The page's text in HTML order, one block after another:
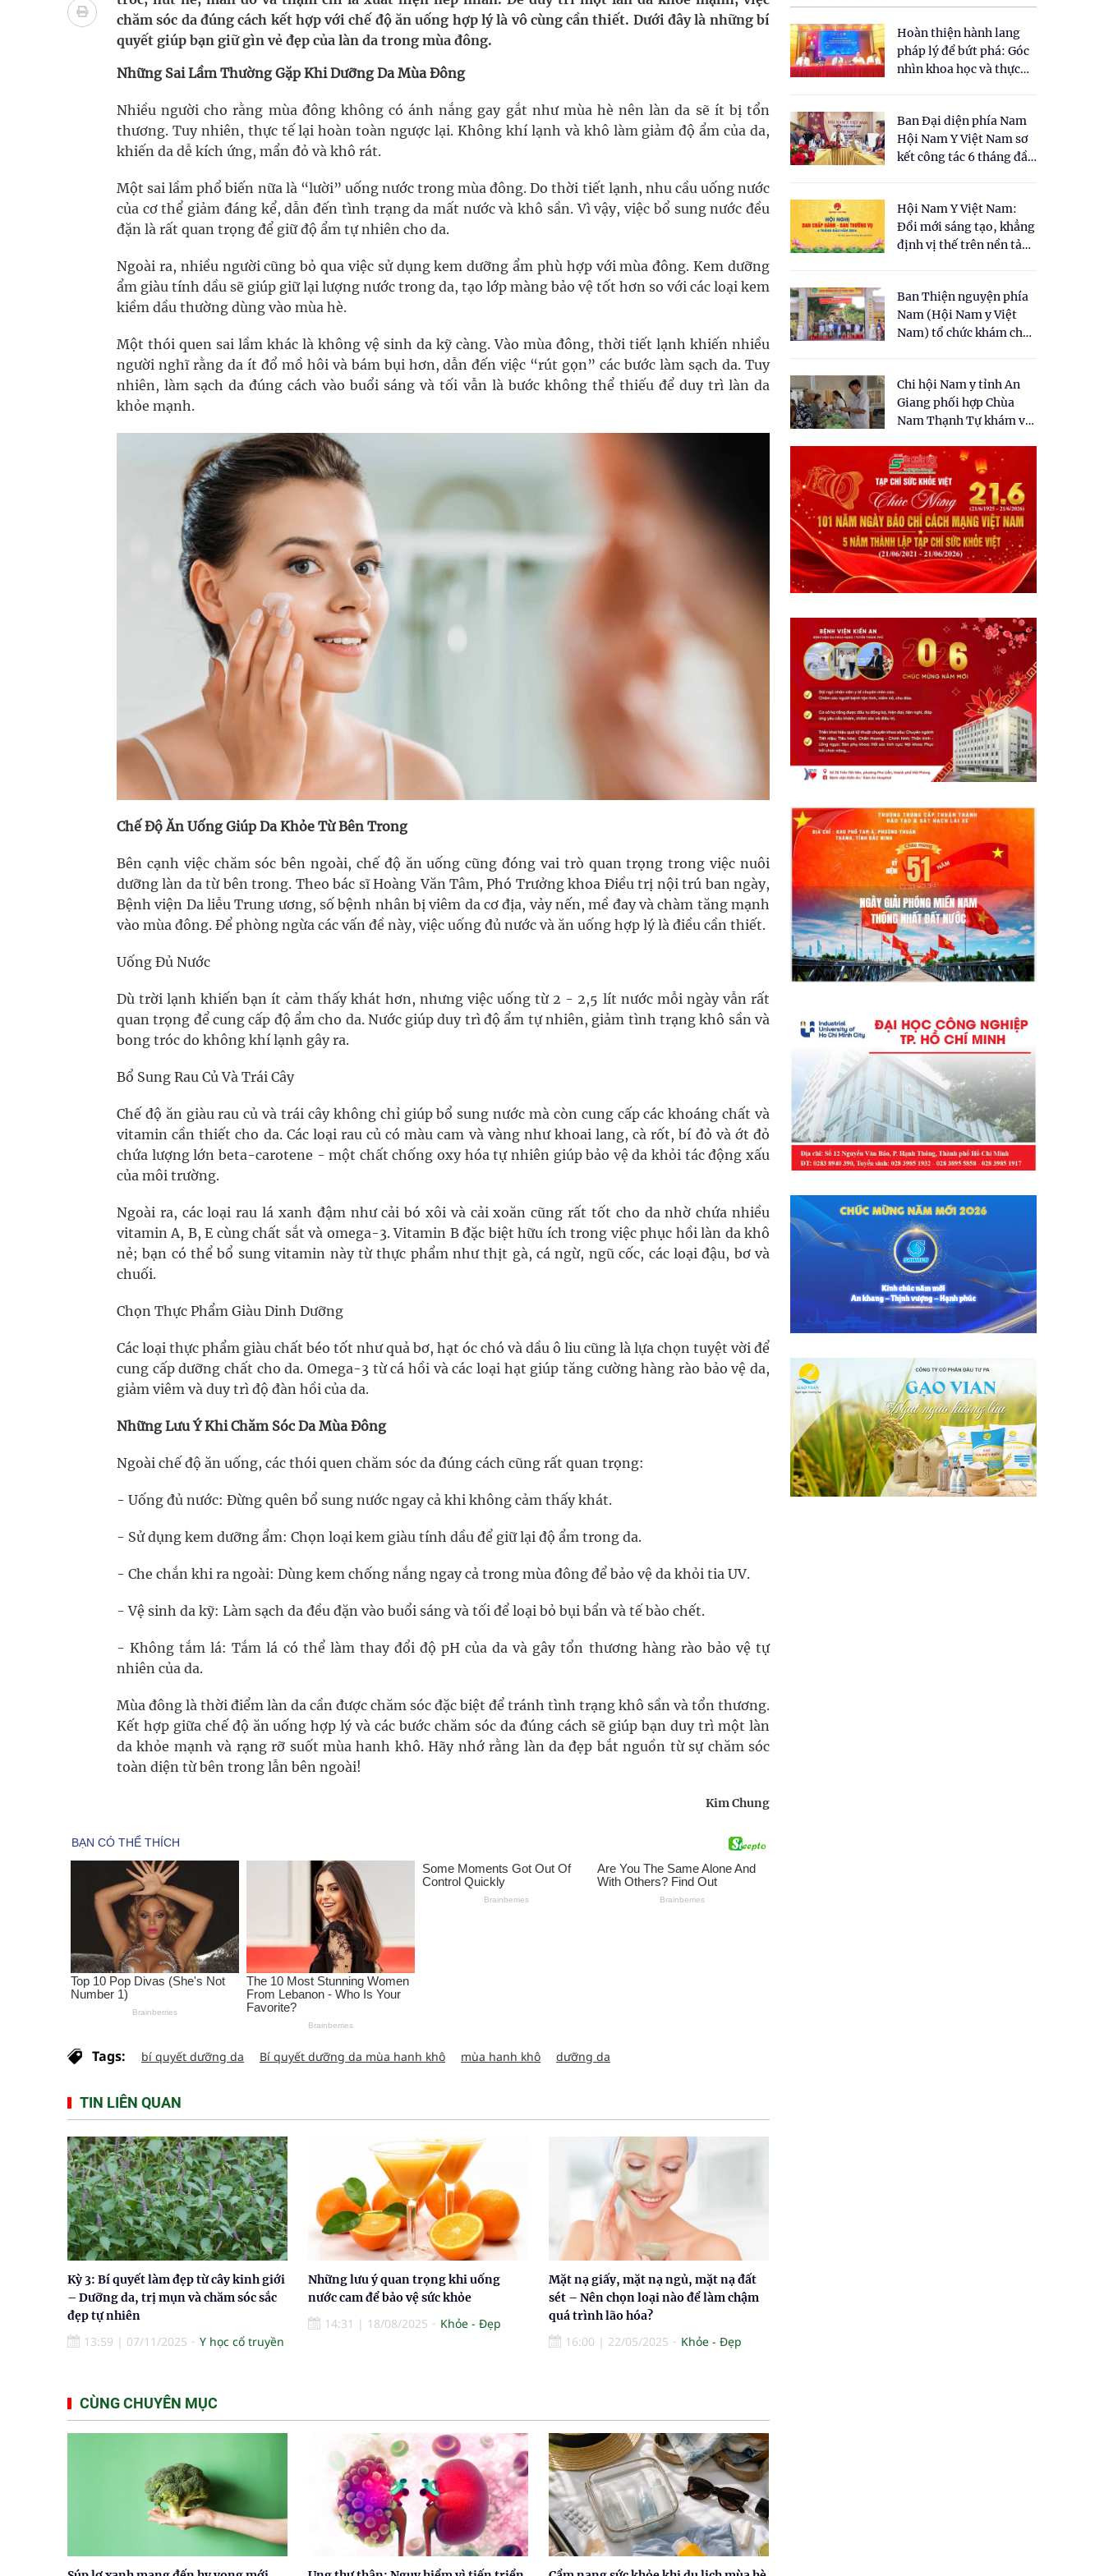
cầu
Ung thư thận: Nguy hiểm vì tiến triển quá âm thầm
Nhiều chuỗi hoạt động lớn được diễn ra tại Lễ hội sầu riêng 2026
Tiếp tục rà soát, triển khai các nhiệm vụ trong lĩnh vực cấp cứu, điều trị đột quỵ
Súp lơ xanh mang đến hy vọng mới trong phòng ngừa ung thư
Tác Dụng Chống Kết Tập Tiểu Cầu Và Chống Đông Máu Của Các Loài Nhân Sâm (Panax Spp.): Tổng
Quan Bằng Chứng Dược Lý Và Cơ Chế Phân Tử
chăm sóc da đúng cách kết hợp với chế độ ăn uống hợp lý là vô cùng cần thiết. Dưới đây là những bí
quyết giúp bạn giữ gìn vẻ đẹp của làn da trong mùa đông.
Những Sai Lầm Thường Gặp Khi Dưỡng Da Mùa Đông
Nhiều người cho rằng mùa đông không có ánh nắng gay gắt như mùa hè nên làn da sẽ ít bị tổn
thương. Tuy nhiên, thực tế lại hoàn toàn ngược lại. Không khí lạnh và khô làm giảm độ ẩm của da,
khiến da dễ kích ứng, mẩn đỏ và khô rát.
Một sai lầm phổ biến nữa là “lười” uống nước trong mùa đông. Do thời tiết lạnh, nhu cầu uống nước
của cơ thể giảm đáng kể, dẫn đến tình trạng da mất nước và khô sần. Vì vậy, việc bổ sung nước đều
đặn là rất quan trọng để giữ độ ẩm tự nhiên cho da.
Ngoài ra, nhiều người cũng bỏ qua việc sử dụng kem dưỡng ẩm phù hợp với mùa đông. Kem dưỡng
ẩm giàu tính dầu sẽ giúp giữ lại lượng nước trong da, tạo lớp màng bảo vệ tốt hơn so với các loại kem
kiềm dầu thường dùng vào mùa hè.
Một thói quen sai lầm khác là không vệ sinh da kỹ càng. Vào mùa đông, thời tiết lạnh khiến nhiều
người nghĩ rằng da ít đổ mồ hôi và bám bụi hơn, dẫn đến việc “rút gọn” các bước làm sạch da. Tuy
nhiên, làm sạch da đúng cách vào buổi sáng và tối vẫn là bước không thể thiếu để duy trì làn da
khỏe mạnh.
Chế Độ Ăn Uống Giúp Da Khỏe Từ Bên Trong
Bên cạnh việc chăm sóc bên ngoài, chế độ ăn uống cũng đóng vai trò quan trọng trong việc nuôi
dưỡng làn da từ bên trong. Theo bác sĩ Hoàng Văn Tâm, Phó Trưởng khoa Điều trị nội trú ban ngày,
Bệnh viện Da liễu Trung ương, số bệnh nhân bị viêm da cơ địa, vảy nến, mề đay và chàm tăng mạnh
vào mùa đông. Để phòng ngừa các vấn đề này, việc uống đủ nước và ăn uống hợp lý là điều cần thiết.
Uống Đủ Nước
Dù trời lạnh khiến bạn ít cảm thấy khát hơn, nhưng việc uống từ 2 - 2,5 lít nước mỗi ngày vẫn rất
quan trọng để cung cấp độ ẩm cho da. Nước giúp duy trì độ ẩm tự nhiên, giảm tình trạng khô sần và
bong tróc do không khí lạnh gây ra.
Bổ Sung Rau Củ Và Trái Cây
Chế độ ăn giàu rau củ và trái cây không chỉ giúp bổ sung nước mà còn cung cấp các khoáng chất và
vitamin cần thiết cho da. Các loại rau củ có màu cam và vàng như khoai lang, cà rốt, bí đỏ và ớt đỏ
chứa lượng lớn beta-carotene - một chất chống oxy hóa tự nhiên giúp bảo vệ da khỏi tác động xấu
của môi trường.
Ngoài ra, các loại rau lá xanh đậm như cải bó xôi và cải xoăn cũng rất tốt cho da nhờ chứa nhiều
vitamin A, B, E cùng chất sắt và omega-3. Vitamin B đặc biệt hữu ích trong việc phục hồi làn da khô
nẻ; bạn có thể bổ sung vitamin này từ thực phẩm như thịt gà, cá ngừ, ngũ cốc, các loại đậu, bơ và
chuối.
Chọn Thực Phẩm Giàu Dinh Dưỡng
Các loại thực phẩm giàu chất béo tốt như quả bơ, hạt óc chó và dầu ô liu cũng là lựa chọn tuyệt vời để
cung cấp dưỡng chất cho da. Omega-3 từ cá hồi và các loại hạt giúp tăng cường hàng rào bảo vệ da,
giảm viêm và duy trì độ đàn hồi của da.
Những Lưu Ý Khi Chăm Sóc Da Mùa Đông
Ngoài chế độ ăn uống, các thói quen chăm sóc da đúng cách cũng rất quan trọng:
- Uống đủ nước: Đừng quên bổ sung nước ngay cả khi không cảm thấy khát.
- Sử dụng kem dưỡng ẩm: Chọn loại kem giàu tính dầu để giữ lại độ ẩm trong da.
- Che chắn khi ra ngoài: Dùng kem chống nắng ngay cả trong mùa đông để bảo vệ da khỏi tia UV.
- Vệ sinh da kỹ: Làm sạch da đều đặn vào buổi sáng và tối để loại bỏ bụi bẩn và tế bào chết.
- Không tắm lá: Tắm lá có thể làm thay đổi độ pH của da và gây tổn thương hàng rào bảo vệ tự
nhiên của da.
Mùa đông là thời điểm làn da cần được chăm sóc đặc biệt để tránh tình trạng khô sần và tổn thương.
Kết hợp giữa chế độ ăn uống hợp lý và các bước chăm sóc da đúng cách sẽ giúp bạn duy trì một làn
da khỏe mạnh và rạng rỡ suốt mùa hanh khô. Hãy nhớ rằng làn da đẹp bắt nguồn từ sự chăm sóc
toàn diện từ bên trong lẫn bên ngoài!
Kim Chung
Tags: bí quyết dưỡng da Bí quyết dưỡng da mùa hanh khô mùa hanh khô dưỡng da
TIN LIÊN QUAN
Kỳ 3: Bí quyết làm đẹp từ cây kinh giới
– Dưỡng da, trị mụn và chăm sóc sắc
đẹp tự nhiên
13:59 | 07/11/2025 Y học cổ truyền
Những lưu ý quan trọng khi uống
nước cam để bảo vệ sức khỏe
14:31 | 18/08/2025 Khỏe - Đẹp
Mặt nạ giấy, mặt nạ ngủ, mặt nạ đất
sét – Nên chọn loại nào để làm chậm
quá trình lão hóa?
16:00 | 22/05/2025 Khỏe - Đẹp
CÙNG CHUYÊN MỤC
Hoàn thiện hành lang
pháp lý để bứt phá: Góc
nhìn khoa học và thực
cho Luật Y dược cổ
truyền Việt Nam"
Ban Đại diện phía Nam
Hội Nam Y Việt Nam sơ
kết công tác 6 tháng đầu
Hội Nam Y Việt Nam:
Đổi mới sáng tạo, khẳng
định vị thế trên nền tảng
Ban Thiện nguyện phía
Nam (Hội Nam y Việt
Nam) tổ chức khám chữa
dân tại xã Tân Tập
Chi hội Nam y tỉnh An
Giang phối hợp Chùa
Nam Thạnh Tự khám và
nhân dân